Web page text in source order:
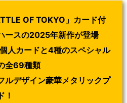
OF TOKYO」カード付
ースの2025年新作が登場
人カードと4種のスペシャル
全69種類
ルデザイン豪華メタリックプ
！